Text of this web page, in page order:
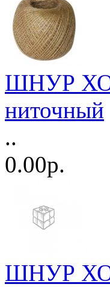
ШНУР
ниточный
..
0.00р.
ШНУР